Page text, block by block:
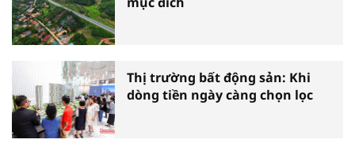
Thị trường bất động sản: Khi
dòng tiền ngày càng chọn lọc